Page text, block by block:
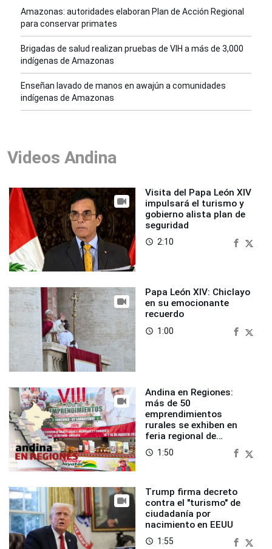
Amazonas: autoridades elaboran Plan de Acción Regional
para conservar primates
Brigadas de salud realizan pruebas de VIH a más de 3,000
indígenas de Amazonas
Enseñan lavado de manos en awajún a comunidades
indígenas de Amazonas
Videos Andina
Visita del Papa León XIV
impulsará el turismo y
gobierno alista plan de
seguridad
access_time 2:10
Papa León XIV: Chiclayo
en su emocionante
recuerdo
access_time 1:00
Andina en Regiones:
más de 50
emprendimientos
rurales se exhiben en
feria regional de
Foncodes
access_time 1:50
Trump firma decreto
contra el "turismo" de
ciudadanía por
nacimiento en EEUU
access_time 1:55